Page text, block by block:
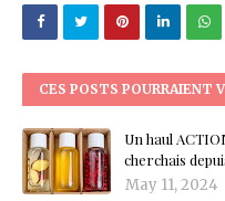
CES POSTS POURRAIENT
Un haul
cherchais
May 11, 2024